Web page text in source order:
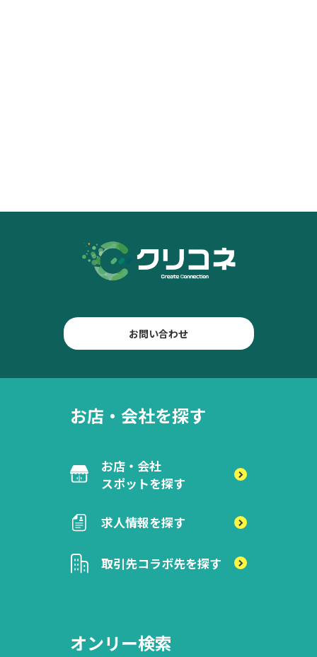
お問い合わせ
お店・会社を探す
お店・会社
スポットを探す
求人情報を探す
取引先コラボ先を探す
オンリー検索